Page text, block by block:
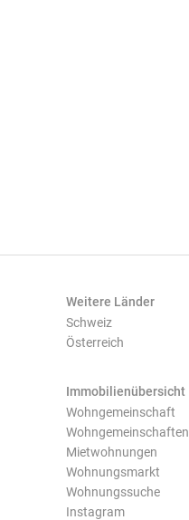
Weitere Länder
Schweiz
Österreich
Immobilienübersicht
Wohngemeinschaft
Wohngemeinschaften
Mietwohnungen
Wohnungsmarkt
Wohnungssuche
Instagram